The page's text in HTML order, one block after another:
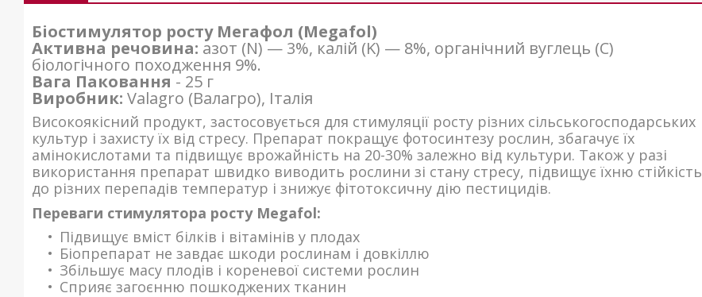
Біостимулятор росту Мегафол (Megafol)
Активна речовина: азот (N) — 3%, калій (K) — 8%, органічний вуглець (С)
біологічного походження 9%.
Вага Паковання - 25 г
Виробник: Valagro (Валагро), Італія
Високоякісний продукт, застосовується для стимуляції росту різних сільськогосподарських
культур і захисту їх від стресу. Препарат покращує фотосинтезу рослин, збагачує їх
амінокислотами та підвищує врожайність на 20-30% залежно від культури. Також у разі
використання препарат швидко виводить рослини зі стану стресу, підвищує їхню стійкість
до різних перепадів температур і знижує фітотоксичну дію пестицидів.
Переваги стимулятора росту Megafol:
Підвищує вміст білків і вітамінів у плодах
Біопрепарат не завдає шкоди рослинам і довкіллю
Збільшує масу плодів і кореневої системи рослин
Сприяє загоєнню пошкоджених тканин